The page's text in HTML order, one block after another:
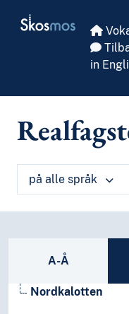
Skosmos
in
på alle språk
Sidefelt:
A-Å
Nordkalotten